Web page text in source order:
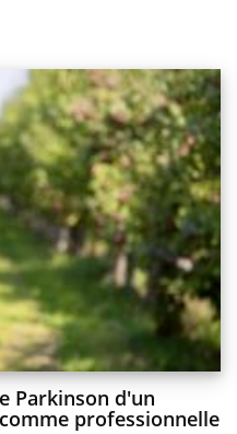
Parkinson d'un
professionnelle